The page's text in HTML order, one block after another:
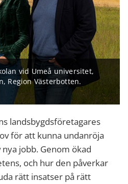
vid Umeå universitet,
Region Västerbotten.
landsbygdsföretagares
för att kunna undanröja
jobb. Genom ökad
och hur den påverkar
rätt insatser på rätt